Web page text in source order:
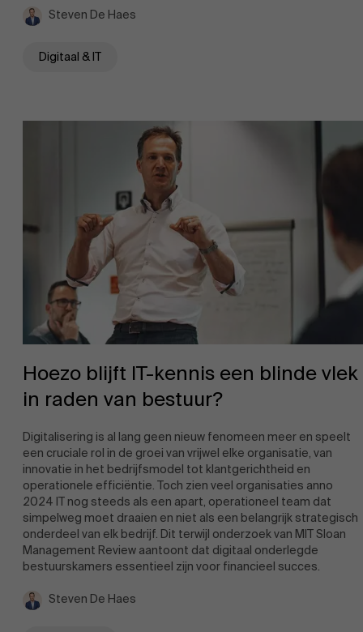
Ontdek onze faculty
Onderzoek
Over Antwerp Management School
Partners
Steven De Haes
Digitaal & IT
Hoezo blijft IT-kennis een blinde vlek
in raden van bestuur?
Digitalisering is al lang geen nieuw fenomeen meer en speelt
een cruciale rol in de groei van vrijwel elke organisatie, van
innovatie in het bedrijfsmodel tot klantgerichtheid en
operationele efficiëntie. Toch zien veel organisaties anno
2024 IT nog steeds als een apart, operationeel team dat
simpelweg moet draaien en niet als een belangrijk strategisch
onderdeel van elk bedrijf. Dit terwijl onderzoek van MIT Sloan
Management Review aantoont dat digitaal onderlegde
bestuurskamers essentieel zijn voor financieel succes.
Steven De Haes